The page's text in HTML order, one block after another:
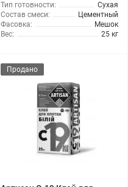
Тип готовности:
Сухая
Состав смеси:
Цементный
Фасовка:
Мешок
Вес:
25 кг
Продано